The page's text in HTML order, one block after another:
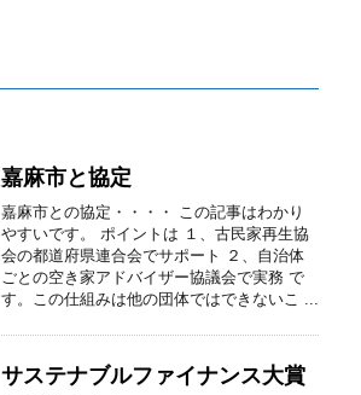
嘉麻市と協定
嘉麻市との協定・・・・ この記事はわかり
やすいです。 ポイントは １、古民家再生協
会の都道府県連合会でサポート ２、自治体
ごとの空き家アドバイザー協議会で実務 で
す。この仕組みは他の団体ではできないこ ...
サステナブルファイナンス大賞